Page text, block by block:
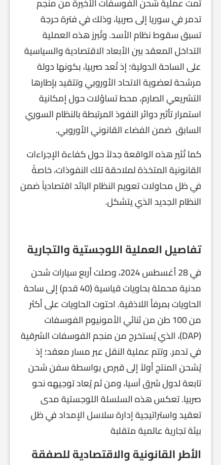
تدمر في سوريا إلى صربيا، وذلك في فترة حرجة
تسبق سقوط نظام الأسد. وتُبرز هذه العملية
التداخل المعقد بين الأبعاد الاقتصادية والسياسية
على الساحة الدولية؛ إذ تُعد صربيا، بكونها دولة
مرشحة لعضوية الاتحاد الأوروبي وتتقيد بإطارها
التشريعي الصارم، محط تساؤلات حول إمكانية
استمرار تأثير دوائر النفوذ المرتبطة بالنظام السوري
السابق ضمن الفضاء القانوني الأوروبي.
كما تُثير هذه الواقعة جدلاً حول كفاءة الإجراءات
القانونية المتخذة لملاحقة تلك النفوذات، خاصةً
في ظل محاولات تعويم النظام البائد اقتصادياً ضمن
النظام الجديد الذي يتشكل.
تفاصيل العملية اللوجستية والتجارية
في 28 أغسطس 2024، وصلت أربع سيارات شحن
مدنية محملة بحاويات قياسية (40 قدم) إلى ساحة
الحاويات بمرفأ اللاذقية. احتوت الحاويات على أكثر
من 100 طن من ثنائي الأمونيوم الفوسفات
(DAP)، الذي يُستخرج من منجم الفوسفات الشرقية
في تدمر. وتتم عملية النقل عبر مسار معقد؛ إذ
يُشحن المنتج أولاً إلى قبرص بواسطة سفن شحن
تابعة لدول شرق آسيا، ومن ثم يُعاد توجيهه نحو
صربيا. تعكس هذه السلسلة اللوجستية مدى
تعقيد واستراتيجية إدارة سلاسل الإمداد في ظل
بيئة تجارية عالمية متقلبة
الأطر القانونية والاقتصادية للصفقة